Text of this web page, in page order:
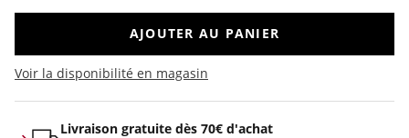
AJOUTER AU PANIER
Voir la disponibilité en magasin
Livraison gratuite dès 70€ d'achat